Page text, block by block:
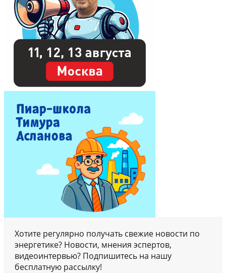
Хотите регулярно получать свежие новости по
энергетике? Новости, мнения эспертов,
видеоинтервью? Подпишитесь на нашу
бесплатную рассылку!